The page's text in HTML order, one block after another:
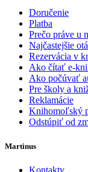
Doručenie
Platba
Prečo práve u
Najčastejšie
Rezervácia v
Ako čítať e-
Ako počúvať
Pre školy a
Reklamácie
Knihomoľský
Odstúpiť od
Martinus
Kontakty